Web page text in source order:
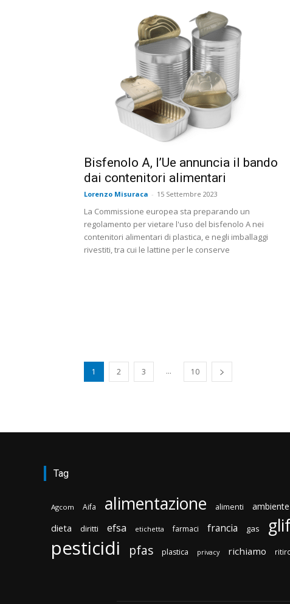
Bisfenolo A, l’Ue annuncia il bando
dai contenitori alimentari
Lorenzo Misuraca - 15 Settembre 2023
La Commissione europea sta preparando un
regolamento per vietare l'uso del bisfenolo A nei
contenitori alimentari di plastica, e negli imballaggi
rivestiti, tra cui le lattine per le conserve
1 2 3 ... 10
Tag
Agcom Aifa alimentazione alimenti ambiente
dieta diritti efsa etichetta farmaci francia gas
pesticidi pfas plastica privacy richiamo